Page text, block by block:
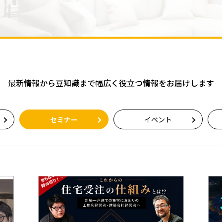
最新情報から豆知識まで幅広く役立つ情報をお届けします
セミナー イベント